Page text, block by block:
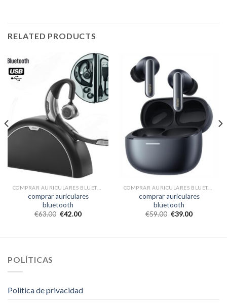
RELATED PRODUCTS
COMPRAR AURICULARES BLUETOOTH
comprar auriculares
bluetooth
€63.00 €42.00
COMPRAR AURICULARES BLUETOOTH
comprar auriculares
bluetooth
€59.00 €39.00
POLÍTICAS
Politica de privacidad